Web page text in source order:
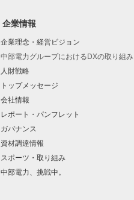
企業情報
企業理念・経営ビジョン
中部電力グループにおけるDXの取り組み
人財戦略
トップメッセージ
会社情報
レポート・パンフレット
ガバナンス
資材調達情報
スポーツ・取り組み
中部電力、挑戦中。